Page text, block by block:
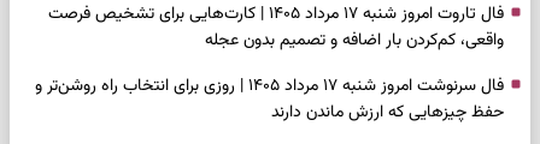
فال تاروت امروز شنبه ۱۷ مرداد ۱۴۰۵ | کارت‌هایی برای تشخیص فرصت
واقعی، کم‌کردن بار اضافه و تصمیم بدون عجله
فال سرنوشت امروز شنبه ۱۷ مرداد ۱۴۰۵ | روزی برای انتخاب راه روشن‌تر و
حفظ چیزهایی که ارزش ماندن دارند